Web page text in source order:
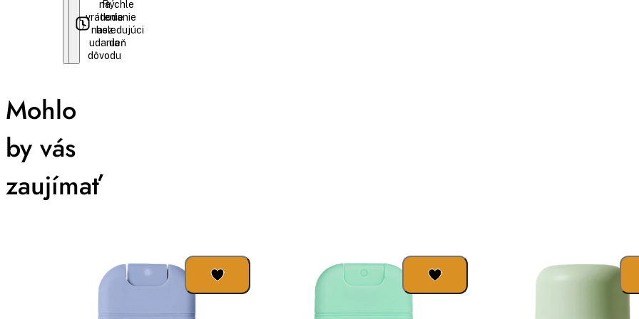
na
vrátenie
bez
udania
dôvodu
Rýchle
dodanie
nasledujúci
deň
Mohlo
by vás
zaujímať